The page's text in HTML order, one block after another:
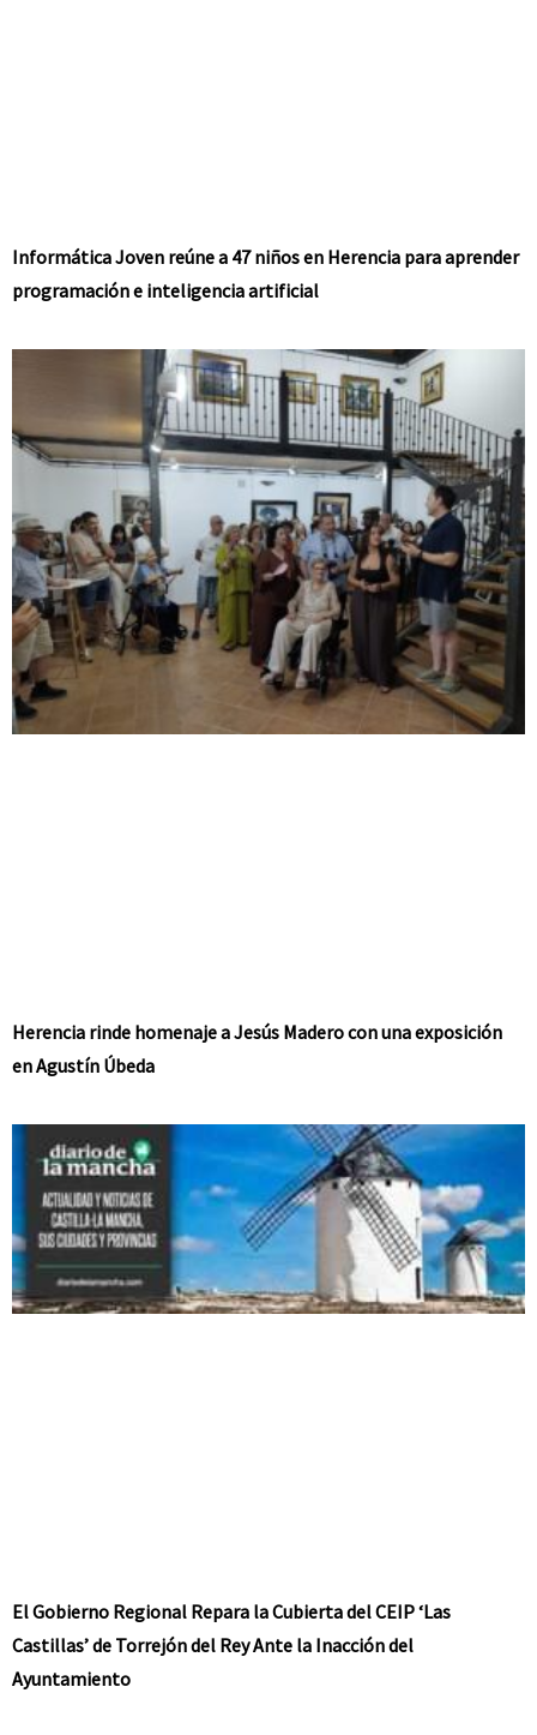
Informática Joven reúne a 47 niños en Herencia para aprender
programación e inteligencia artificial
Herencia rinde homenaje a Jesús Madero con una exposición
en Agustín Úbeda
El Gobierno Regional Repara la Cubierta del CEIP ‘Las
Castillas’ de Torrejón del Rey Ante la Inacción del
Ayuntamiento